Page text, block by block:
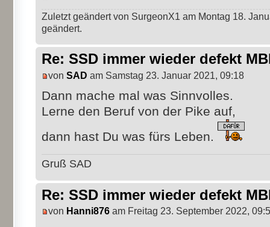
Zuletzt geändert von SurgeonX1 am Montag 18.
geändert.
Re: SSD immer wieder defekt
von SAD am Samstag 23. Januar 2021, 09:18
Dann mache mal was Sinnvolles.
Lerne den Beruf von der Pike auf,
dann hast Du was fürs Leben.
Gruß SAD
Re: SSD immer wieder defekt
von Hanni876 am Freitag 23. September 2022,